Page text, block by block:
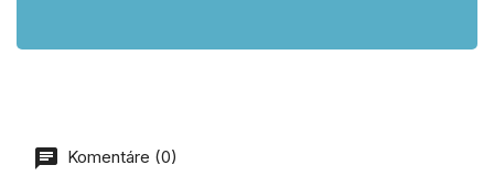
Komentáre (0)